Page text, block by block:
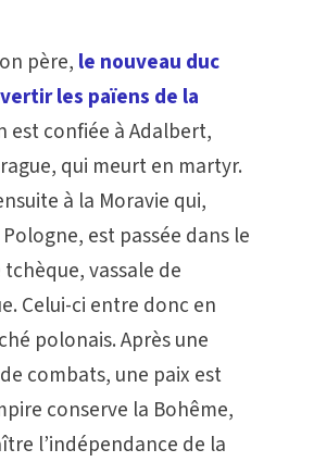
père, le nouveau duc
les païens de la
est confiée à Adalbert,
qui meurt en martyr.
à la Moravie qui,
est passée dans le
vassale de
Celui-ci entre donc en
polonais. Après une
combats, une paix est
conserve la Bohême,
l’indépendance de la